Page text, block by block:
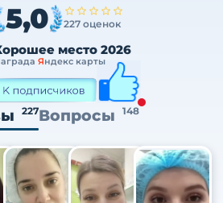
5,0 227 оценок
место 2026
Яндекс карты
227Вопросы 148